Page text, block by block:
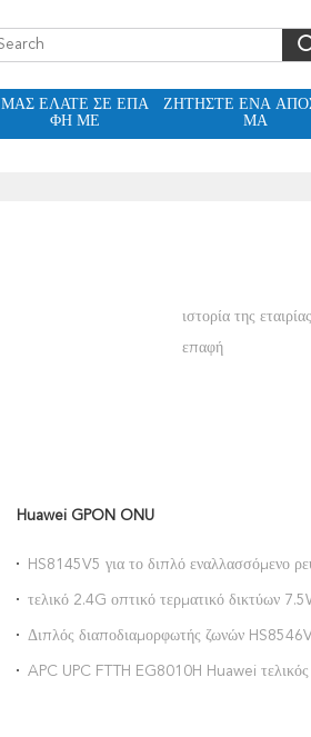
ΜΑΣ ΕΛΆΤΕ ΣΕ ΕΠΑ
ΦΉ ΜΕ
ΖΗΤΉΣΤΕ ΈΝΑ
ΜΑ
ιστορία της εταιρίας
επαφή
Huawei GPON ONU
HS8145V5 για το διπλό εναλλασσόμενο
τελικό 2.4G οπτικό τερματικό δικτύων
Διπλός διαποδιαμορφωτής ζωνών
APC UPC FTTH EG8010H Huawei